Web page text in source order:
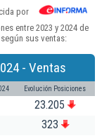
por
entre 2023 y 2024 de
sus ventas:
- Ventas
Evolución Posiciones
23.205
323